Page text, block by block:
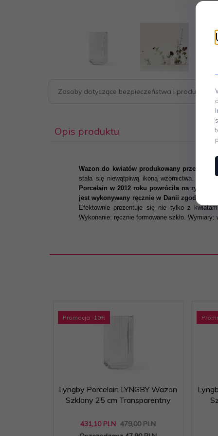
Zasoby dotyczące bezpieczeństwa i produktów
Opis produktu
Wazon do kwiatów produkowany przez
stała się niewątpliwą ikoną wzornictwa.
Porcelain w 2012 roku powróciła na rynek i
jest wykonywany ręcznie w Danii zgodnie z
Efektownie prezentuje się nie tylko z
Wykonanie: ręcznie formowane szkło.
Promocja -10%
Lyngby Porcelain LYNGBY Wazon
Szklany 25 cm Transparentny
431,10 PLN 479,00 PLN